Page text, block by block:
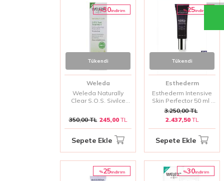
%30i̇ndirim
Tükendi
Weleda
Weleda Naturally
Clear S.O.S. Sivilce
Leke Karşıtı Bakım
350,00TL 245,00TL
Sepete Ekle
%25i̇ndirim
Tükendi
Esthederm
Esthederm Intensive
Skin Perfector 50 ml |
Yoğun Cilt
Düzgünleştirici
3.250,00TL
2.437,50TL
Sepete Ekle
%25i̇ndirim %30i̇ndirim